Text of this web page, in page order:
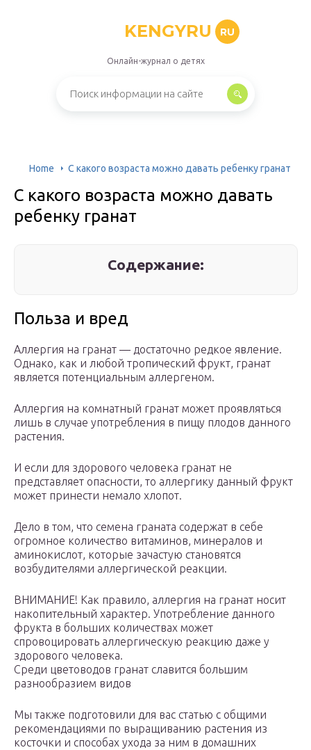
KENGYRU RU
Онлайн-журнал о детях
Home С какого возраста можно давать ребенку гранат
С какого возраста можно давать
ребенку гранат
Содержание:
Польза и вред
Аллергия на гранат — достаточно редкое явление.
Однако, как и любой тропический фрукт, гранат
является потенциальным аллергеном.
Аллергия на комнатный гранат может проявляться
лишь в случае употребления в пищу плодов данного
растения.
И если для здорового человека гранат не
представляет опасности, то аллергику данный фрукт
может принести немало хлопот.
Дело в том, что семена граната содержат в себе
огромное количество витаминов, минералов и
аминокислот, которые зачастую становятся
возбудителями аллергической реакции.
ВНИМАНИЕ! Как правило, аллергия на гранат носит
накопительный характер. Употребление данного
фрукта в больших количествах может
спровоцировать аллергическую реакцию даже у
здорового человека.
Среди цветоводов гранат славится большим
разнообразием видов
Мы также подготовили для вас статью с общими
рекомендациями по выращиванию растения из
косточки и способах ухода за ним в домашних